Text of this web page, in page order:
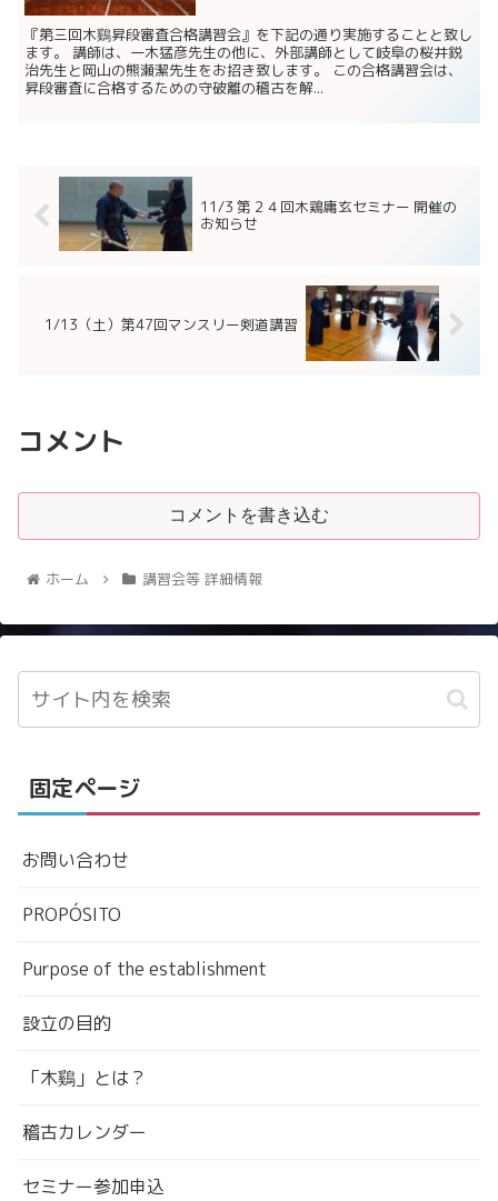
『第三回木鷄昇段審査合格講習会』を下記の通り実施することと致し
ます。 講師は、一木猛彦先生の他に、外部講師として岐阜の桜井鋭
治先生と岡山の熊瀬潔先生をお招き致します。 この合格講習会は、
昇段審査に合格するための守破離の稽古を解...
11/3 第２４回木鶏庸玄セミナー 開催の
お知らせ
1/13（土）第47回マンスリー剣道講習
コメント
コメントを書き込む
ホーム 講習会等 詳細情報
固定ページ
お問い合わせ
PROPÓSITO
Purpose of the establishment
設立の目的
「木鷄」とは？
稽古カレンダー
セミナー参加申込